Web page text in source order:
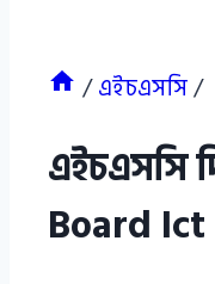
/এইচএসসি/
এইচএসসি
Board